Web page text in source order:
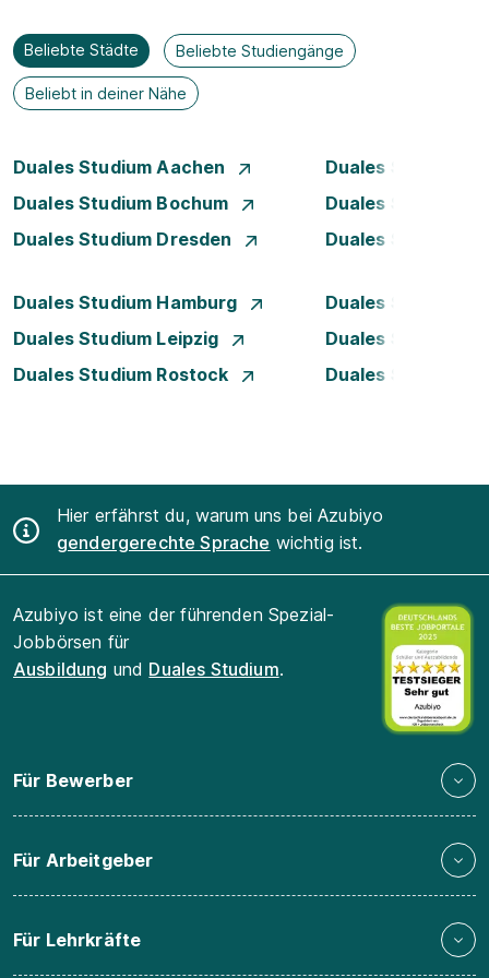
Beliebte Städte Beliebte Studiengänge
Beliebt in deiner Nähe
Duales Studium Aachen
Duales Studium
Duales Studium Bochum
Duales Studium
Duales Studium Dresden
Duales Studium
Duales Studium Hamburg
Duales Studium
Duales Studium Leipzig
Duales Studium
Duales Studium Rostock
Duales Studium
Hier erfährst du, warum uns bei Azubiyo
gendergerechte Sprache wichtig ist.
Azubiyo ist eine der führenden Spezial-
Jobbörsen für
Ausbildung und Duales Studium.
Für Bewerber
Für Arbeitgeber
Für Lehrkräfte